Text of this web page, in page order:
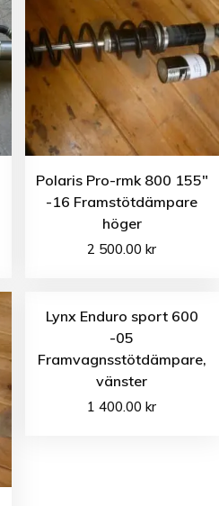
Polaris Pro-rmk 800 155″
-16 Framstötdämpare
höger
2 500.00kr
Lynx Enduro sport 600
-05
Framvagnsstötdämpare,
vänster
1 400.00kr